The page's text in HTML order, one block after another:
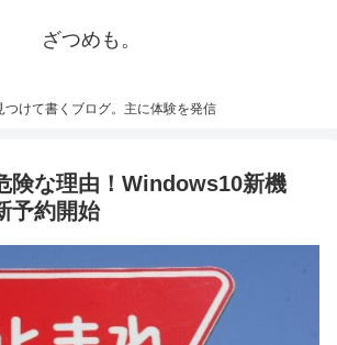
ざつめも。
つけて書くブログ。主に体験を発信
険な理由！Windows10新機
予約開始